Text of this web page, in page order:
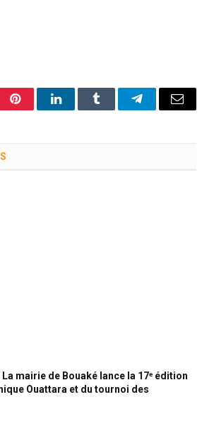
PinterestLinkedInTumblr TelegramEmail
mairie de Bouaké lance la 17ᵉ édition
Ouattara et du tournoi des